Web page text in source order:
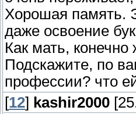
Хорошая память.
даже освоение
Как мать,
Подскажите, по
профессии? что
[12] kashir2000